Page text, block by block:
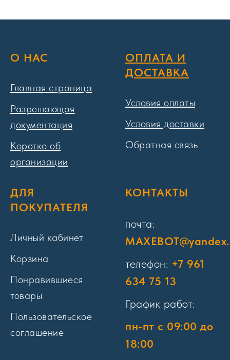
О НАС
Главная страница
Разрешающая
документация
Коротко об
организации
ОПЛАТА И
ДОСТАВКА
Условия оплаты
Условия доставки
Обратная связь
ДЛЯ
ПОКУПАТЕЛЯ
Личный кабинет
Корзина
Понравившиеся
товары
Пользовательское
соглашение
КОНТАКТЫ
почта:
телефон: +7 961
634 75 13
График работ:
пн-пт с 09:00 до
18:00